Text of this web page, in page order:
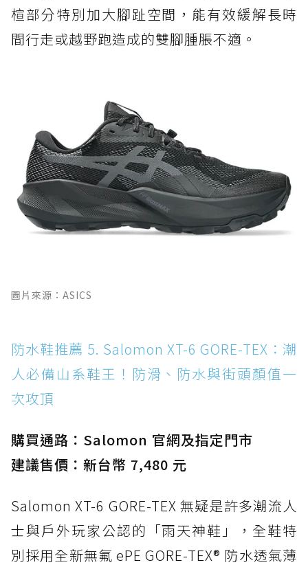
楦部分特別加大腳趾空間，能有效緩解長時
間行走或越野跑造成的雙腳腫脹不適。
圖片來源：ASICS
防水鞋推薦 5. Salomon XT-6 GORE-TEX：潮
人必備山系鞋王！防滑、防水與街頭顏值一
次攻頂
購買通路：Salomon 官網及指定門市
建議售價：新台幣 7,480 元
Salomon XT-6 GORE-TEX 無疑是許多潮流人
士與戶外玩家公認的「雨天神鞋」，全鞋特
別採用全新無氟 ePE GORE-TEX® 防水透氣薄